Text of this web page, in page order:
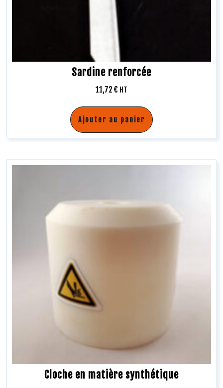
Sardine renforcée
11,72 € HT
Ajouter au panier
Cloche en matière synthétique